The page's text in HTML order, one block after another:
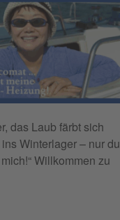
das Laub färbt sich
Winterlager – nur du
Willkommen zu